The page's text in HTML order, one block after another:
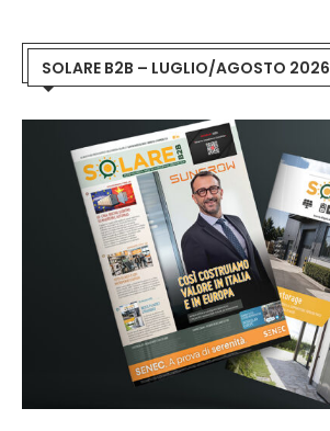
SOLARE B2B – LUGLIO/AGOSTO 2026